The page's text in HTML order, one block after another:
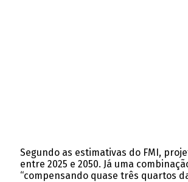
Segundo as estimativas do FMI,
entre 2025 e 2050. Já uma
“compensando quase três quartos